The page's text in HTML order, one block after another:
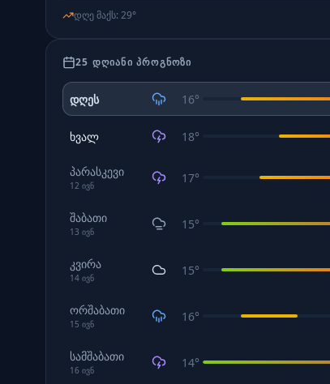
დღე მაქს: 29°
25 ᲓᲦᲘᲐᲜᲘ ᲞᲠᲝᲒᲜᲝᲖᲘ
დღეს 16°
ხვალ 18°
პარასკევი
12 ივნ 17°
შაბათი
13 ივნ 15°
კვირა
14 ივნ 15°
ორშაბათი
15 ივნ 16°
სამშაბათი
16 ივნ 14°